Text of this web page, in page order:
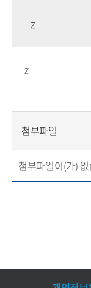
z
z
첨부파일
첨부파일이(가)